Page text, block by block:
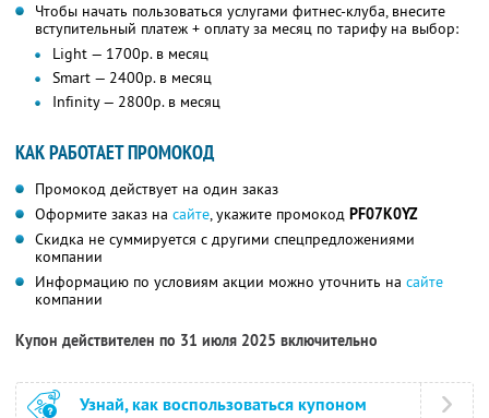
Чтобы начать пользоваться услугами фитнес-клуба, внесите
вступительный платеж + оплату за месяц по тарифу на выбор:
Light — 1700р. в месяц
Smart — 2400р. в месяц
Infinity — 2800р. в месяц
КАК РАБОТАЕТ ПРОМОКОД
Промокод действует на один заказ
Оформите заказ на сайте, укажите промокод PF07K0YZ
Скидка не суммируется с другими спецпредложениями
компании
Информацию по условиям акции можно уточнить на сайте
компании
Купон действителен по 31 июля 2025 включительно
Узнай, как воспользоваться купоном